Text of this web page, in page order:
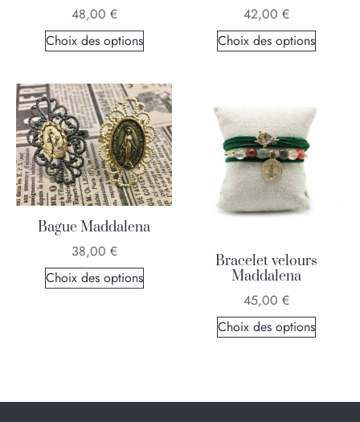
48,00 €
Choix des options
42,00 €
Choix des options
Bague Maddalena
38,00 €
Choix des options
Bracelet velours
Maddalena
45,00 €
Choix des options